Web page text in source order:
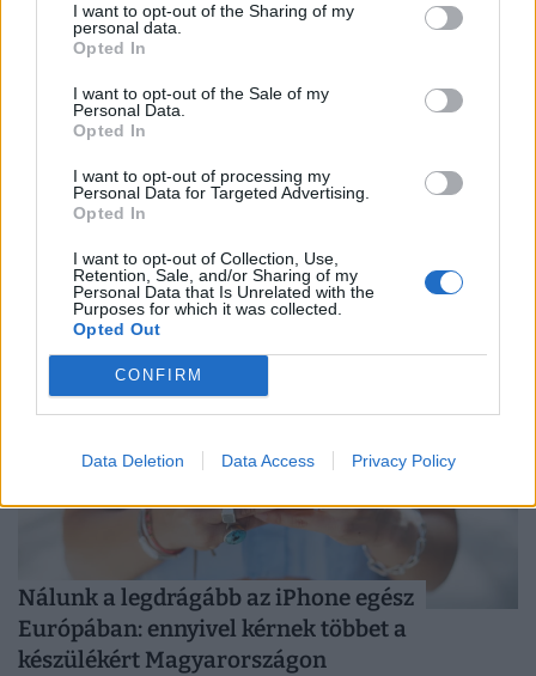
I want to opt-out of the Sharing of my
personal data.
Opted In
I want to opt-out of the Sale of my
Personal Data.
Opted In
I want to opt-out of processing my
Personal Data for Targeted Advertising.
Opted In
I want to opt-out of Collection, Use,
Retention, Sale, and/or Sharing of my
Personal Data that Is Unrelated with the
Purposes for which it was collected.
Opted Out
CONFIRM
Data Deletion Data Access Privacy Policy
Újabb rezsicsökkentés élesedik 2026
sok magyar háztulaj, aki most kivár?
A tűzifa áfája már ősszel 27 százalékról 5 százalékra
csökkenhet, ami több százezer magyar háztartás
számára jelenthet könnyebbséget.
Nálunk a legdrágább az iPhone egész
Európában: ennyivel kérnek többet a
készülékért Magyarországon